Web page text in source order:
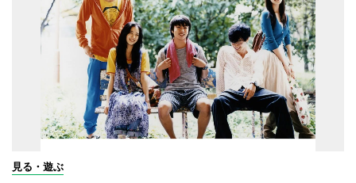
見る・遊ぶ